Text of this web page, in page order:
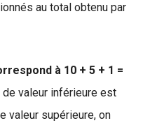
au total obtenu par
à 10 + 5 + 1 =
de valeur inférieure est
valeur supérieure, on